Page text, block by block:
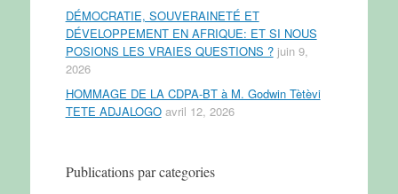
DÉMOCRATIE, SOUVERAINETÉ ET
DÉVELOPPEMENT EN AFRIQUE: ET SI NOUS
POSIONS LES VRAIES QUESTIONS ? juin 9,
2026
HOMMAGE DE LA CDPA-BT à M. Godwin Tètèvi
TETE ADJALOGO avril 12, 2026
Publications par categories